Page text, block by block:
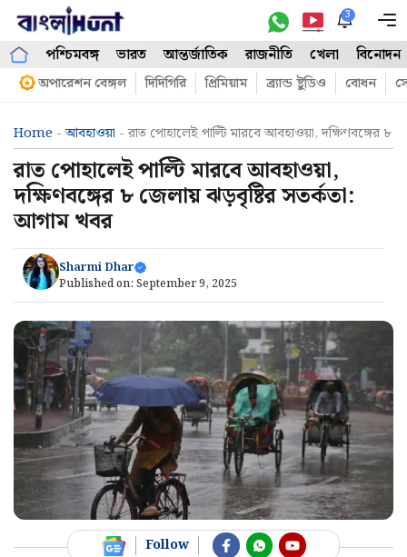
Skip
content
3
পশ্চিমবঙ্গ ভারত আন্তর্জাতিক রাজনীতি খেলা বিনোদন
অপারেশন বেঙ্গল দিদিগিরি প্রিমিয়াম ব্র্যান্ড ষ্টুডিও বোধন
Home -আবহাওয়া -রাত পোহালেই পাল্টি মারবে আবহাওয়া, দক্ষিণবঙ্গের
রাত পোহালেই পাল্টি মারবে আবহাওয়া,
দক্ষিণবঙ্গের ৮ জেলায় ঝড়বৃষ্টির সতর্কতা:
আগাম খবর
Sharmi Dhar
Published on: September 9, 2025
Follow